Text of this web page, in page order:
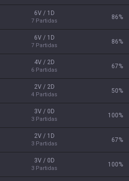
6V / 1D
7 Partidas
86%
6V / 1D
7 Partidas
86%
4V / 2D
6 Partidas
67%
2V / 2D
4 Partidas
50%
3V / 0D
3 Partidas
100%
2V / 1D
3 Partidas
67%
3V / 0D
3 Partidas
100%